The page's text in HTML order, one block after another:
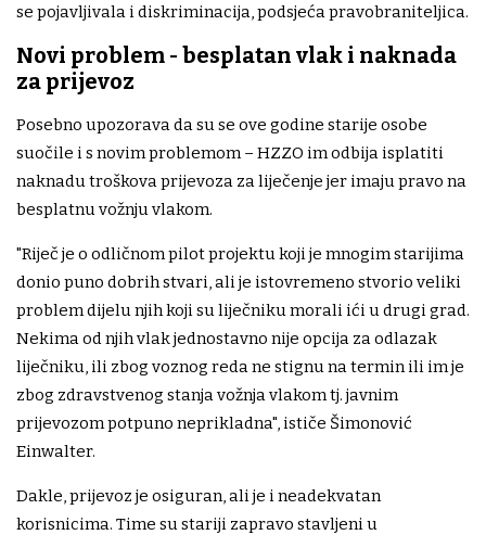
se pojavljivala i diskriminacija, podsjeća pravobraniteljica.
Novi problem - besplatan vlak i naknada
za prijevoz
Posebno upozorava da su se ove godine starije osobe
suočile i s novim problemom – HZZO im odbija isplatiti
naknadu troškova prijevoza za liječenje jer imaju pravo na
besplatnu vožnju vlakom.
"Riječ je o odličnom pilot projektu koji je mnogim starijima
donio puno dobrih stvari, ali je istovremeno stvorio veliki
problem dijelu njih koji su liječniku morali ići u drugi grad.
Nekima od njih vlak jednostavno nije opcija za odlazak
liječniku, ili zbog voznog reda ne stignu na termin ili im je
zbog zdravstvenog stanja vožnja vlakom tj. javnim
prijevozom potpuno neprikladna", ističe Šimonović
Einwalter.
Dakle, prijevoz je osiguran, ali je i neadekvatan
korisnicima. Time su stariji zapravo stavljeni u